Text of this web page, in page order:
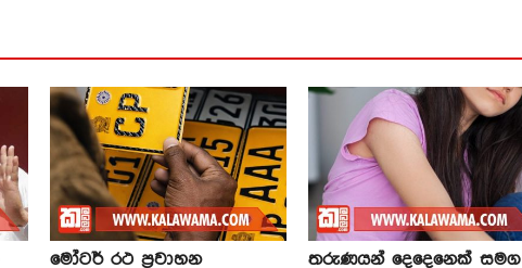
මෝටර් රථ ප්‍රවාහන තරුණයන් දෙදෙනෙක් සමග